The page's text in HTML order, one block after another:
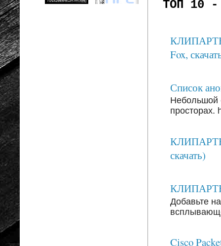
ТОП 10 -
КЛИПАРТЫ:
Fox,
Список
Небольшой
просторах.
скачать)
КЛИПАРТЫ:
Добавьте
Cisco